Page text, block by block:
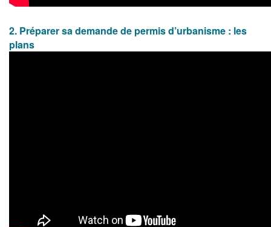
2. Préparer sa demande de permis d’urbanisme : les
plans